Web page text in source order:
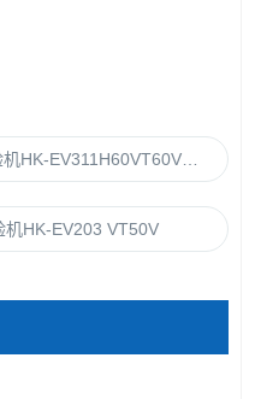
EV311H60VT60VCS-4
HK-EV203 VT50V